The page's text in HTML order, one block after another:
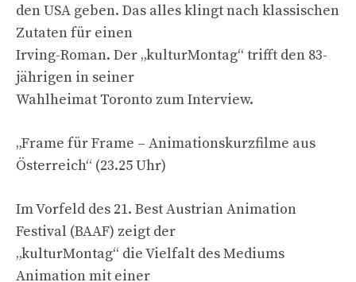
den USA geben. Das alles klingt nach klassischen
Zutaten für einen
Irving-Roman. Der „kulturMontag“ trifft den 83-
jährigen in seiner
Wahlheimat Toronto zum Interview.
„Frame für Frame – Animationskurzfilme aus
Österreich“ (23.25 Uhr)
Im Vorfeld des 21. Best Austrian Animation
Festival (BAAF) zeigt der
„kulturMontag“ die Vielfalt des Mediums
Animation mit einer